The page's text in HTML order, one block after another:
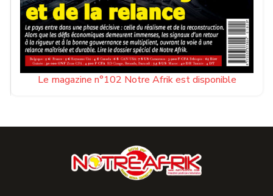
Le magazine n°102 Notre Afrik est disponible